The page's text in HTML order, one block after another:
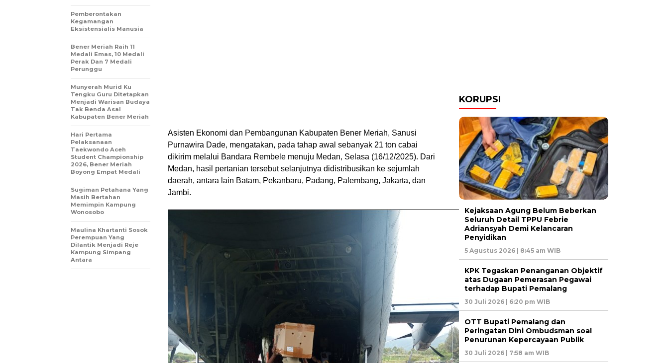
Asisten Ekonomi dan Pembangunan Kabupaten Bener Meriah, Sanusi
Purnawira Dade, mengatakan, pada tahap awal sebanyak 21 ton cabai
dikirim melalui Bandara Rembele menuju Medan, Selasa (16/12/2025). Dari
Medan, hasil pertanian tersebut selanjutnya didistribusikan ke sejumlah
daerah, antara lain Batam, Pekanbaru, Padang, Palembang, Jakarta, dan
Jambi.
Pemberontakan
Kegamangan
Eksistensialis Manusia
Bener Meriah Raih 11
Medali Emas, 10 Medali
Perak Dan 7 Medali
Perunggu
Munyerah Murid Ku
Tengku Guru Ditetapkan
Menjadi Warisan Budaya
Tak Benda Asal
Kabupaten Bener Meriah
Hari Pertama
Pelaksanaan
Taekwondo Aceh
Student Championship
2026, Bener Meriah
Boyong Empat Medali
Sugiman Petahana Yang
Masih Bertahan
Memimpin Kampung
Wonosobo
Maulina Khartanti Sosok
Perempuan Yang
Dilantik Menjadi Reje
Kampung Simpang
Antara
KORUPSI
Kejaksaan Agung Belum Beberkan
Seluruh Detail TPPU Febrie
Adriansyah Demi Kelancaran
Penyidikan
5 Agustus 2026 | 8:45 am WIB
KPK Tegaskan Penanganan Objektif
atas Dugaan Pemerasan Pegawai
terhadap Bupati Pemalang
30 Juli 2026 | 6:20 pm WIB
OTT Bupati Pemalang dan
Peringatan Dini Ombudsman soal
Penurunan Kepercayaan Publik
30 Juli 2026 | 7:58 am WIB